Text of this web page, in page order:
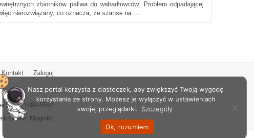
zbiorników paliwa do wahadłowców. Problem odpadającej
nierozwiązany, co oznacza, że szanse na …
Kontakt Zaloguj
ISSN 1689-5592.
Magnific
Nasz portal korzysta z ciasteczek, aby zwiększyć Twoją wygodę
korzystania ze strony. Możesz je wyłączyć w ustawieniach
swojej przeglądarki.
Szczegóły
Ok, rozumiem